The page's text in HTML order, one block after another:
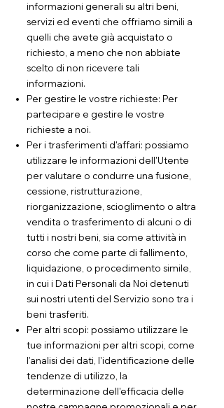
informazioni generali su altri beni,
servizi ed eventi che offriamo simili a
quelli che avete già acquistato o
richiesto, a meno che non abbiate
scelto di non ricevere tali
informazioni.
Per gestire le vostre richieste: Per
partecipare e gestire le vostre
richieste a noi.
Per i trasferimenti d'affari: possiamo
utilizzare le informazioni dell'Utente
per valutare o condurre una fusione,
cessione, ristrutturazione,
riorganizzazione, scioglimento o altra
vendita o trasferimento di alcuni o di
tutti i nostri beni, sia come attività in
corso che come parte di fallimento,
liquidazione, o procedimento simile,
in cui i Dati Personali da Noi detenuti
sui nostri utenti del Servizio sono tra i
beni trasferiti.
Per altri scopi: possiamo utilizzare le
tue informazioni per altri scopi, come
l'analisi dei dati, l'identificazione delle
tendenze di utilizzo, la
determinazione dell'efficacia delle